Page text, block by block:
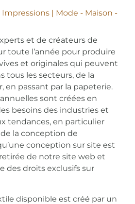
| Mode - Maison -
et de créateurs de
toute l’année pour produire
et originales qui peuvent
tous les secteurs, de la
en passant par la papeterie.
sont créées en
besoins des industries et
tendances, en particulier
la conception de
conception sur site est
de notre site web et
des droits exclusifs sur
disponible est créé par un